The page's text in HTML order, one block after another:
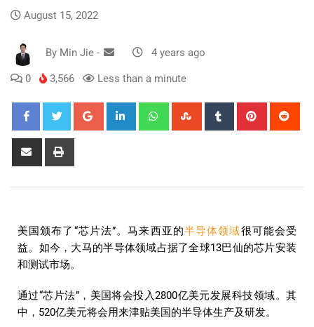
August 15, 2022
By Min Jie - 4 years ago
0 3,566 Less than a minute
美国颁布了“芯片法”。马来西亚的半导体领域很可能会受
益。如今，大马的半导体领域占据了全球13巴仙的芯片安装
和测试市场。
通过“芯片法”，美国将会投入2800亿美元发展科技领域。其
中，520亿美元将会用来津贴美国的半导体生产及研发。